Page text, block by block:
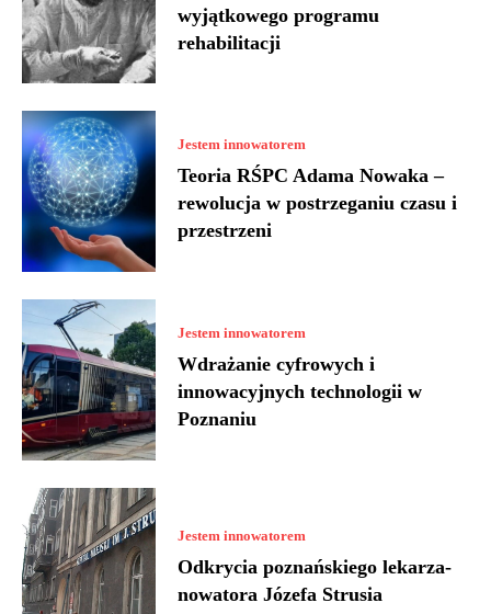
wyjątkowego programu
rehabilitacji
Jestem innowatorem
Teoria RŚPC Adama Nowaka –
rewolucja w postrzeganiu czasu i
przestrzeni
Jestem innowatorem
Wdrażanie cyfrowych i
innowacyjnych technologii w
Poznaniu
Jestem innowatorem
Odkrycia poznańskiego lekarza-
nowatora Józefa Strusia